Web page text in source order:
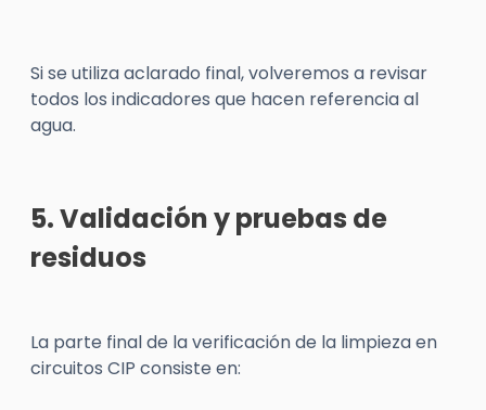
Si se utiliza aclarado final, volveremos a revisar
todos los indicadores que hacen referencia al
agua.
5. Validación y pruebas de
residuos
La parte final de la verificación de la limpieza en
circuitos CIP consiste en: